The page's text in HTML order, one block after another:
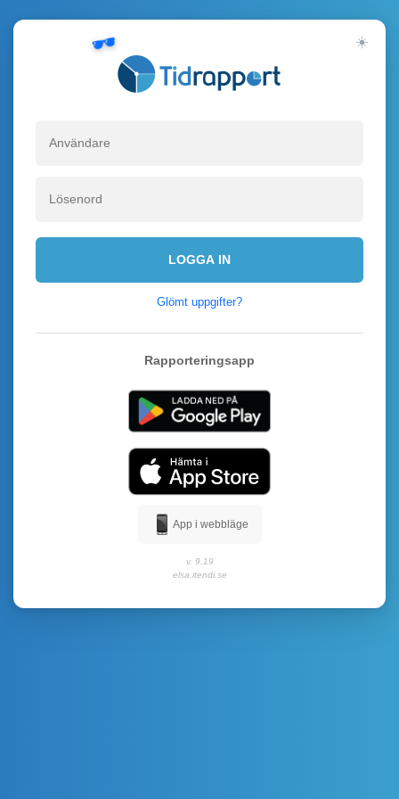
☀️
LOGGA IN
Glömt uppgifter?
Rapporteringsapp
App i webbläge
v. 9.19
elsa.itendi.se